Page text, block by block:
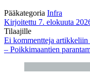
Pääkategoria Infra
Kirjoitettu 7. elokuuta
Tilaajille
Ei kommentteja artikkeliin
– Poikkimaantien